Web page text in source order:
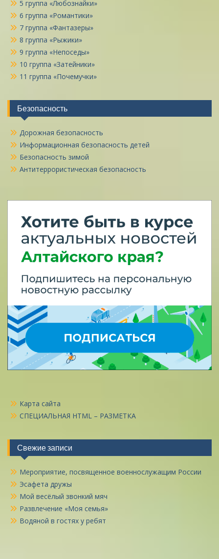
5 группа «Любознайки»
6 группа «Романтики»
7 группа «Фантазеры»
8 группа «Рыжики»
9 группа «Непоседы»
10 группа «Затейники»
11 группа «Почемучки»
Безопасность
Дорожная безопасность
Информационная безопасность детей
Безопасность зимой
Антитеррористическая безопасность
Карта сайта
СПЕЦИАЛЬНАЯ HTML – РАЗМЕТКА
Свежие записи
Мероприятие, посвященное военнослужащим России
Эсафета дружы
Мой весёлый звонкий мяч
Развлечение «Моя семья»
Водяной в гостях у ребят